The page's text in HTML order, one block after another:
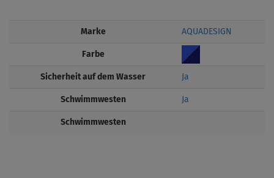
Marke AQUADESIGN
Farbe
Sicherheit auf dem Wasser Ja
Schwimmwesten Ja
Schwimmwesten